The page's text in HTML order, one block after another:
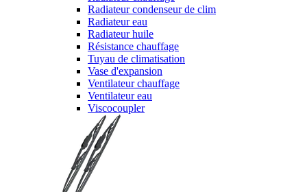
Radiateur condenseur de clim
Radiateur eau
Radiateur huile
Résistance chauffage
Tuyau de climatisation
Vase d'expansion
Ventilateur chauffage
Ventilateur eau
Viscocoupler